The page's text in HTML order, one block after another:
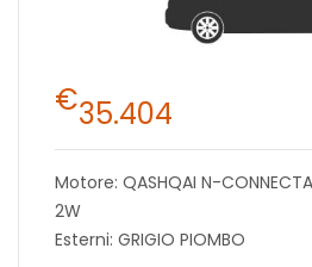
€35.404
Motore: QASHQAI N-
2W
Esterni: GRIGIO PIOMBO